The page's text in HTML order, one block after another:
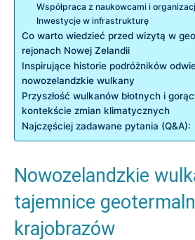
Współpraca z naukowcami i
Inwestycje w infrastrukturę
Co warto wiedzieć przed wizytą w
rejonach Nowej Zelandii
Inspirujące historie podróżników
nowozelandzkie wulkany
Przyszłość wulkanów błotnych i
kontekście zmian klimatycznych
Najczęściej zadawane pytania (Q&A):
Nowozelandzkie
tajemnice
krajobrazów